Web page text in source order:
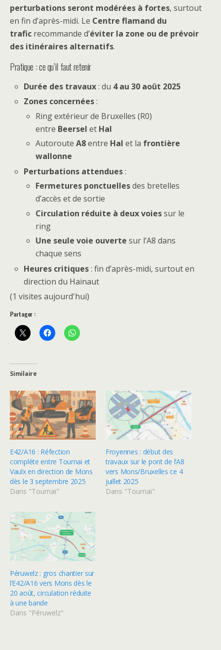
perturbations seront modérées à fortes, surtout
en fin d’après-midi. Le Centre flamand du
trafic recommande d’éviter la zone ou de prévoir
des itinéraires alternatifs.
Pratique : ce qu’il faut retenir
Durée des travaux: du 4 au 30 août 2025
Zones concernées:
Ring extérieur de Bruxelles (R0)
entre Beersel et Hal
AutorouteA8entre Hal et la frontière
wallonne
Perturbations attendues:
Fermetures ponctuellesdes bretelles
d’accès et de sortie
Circulation réduite à deux voiessur le
ring
Une seule voie ouverte sur l’A8 dans
chaque sens
Heures critiques: fin d’après-midi, surtout en
direction du Hainaut
(1 visites aujourd'hui)
Partager :
Similaire
E42/A16 : Réfection
complète entre Tournai et
Vaulx en direction de Mons
dès le 3 septembre 2025
Dans "Tournai"
Froyennes : début des
travaux sur le pont de l’A8
vers Mons/Bruxelles ce 4
juillet 2025
Dans "Tournai"
Péruwelz : gros chantier sur
l’E42/A16 vers Mons dès le
20 août, circulation réduite
à une bande
Dans "Péruwelz"